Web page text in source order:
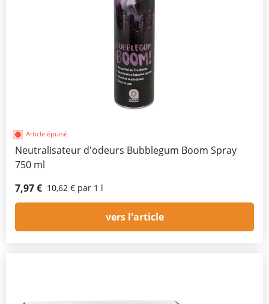
Article épuisé
Neutralisateur d'odeurs Bubblegum Boom Spray
750 ml
7,97 € 10,62 € par 1 l
vers l'article